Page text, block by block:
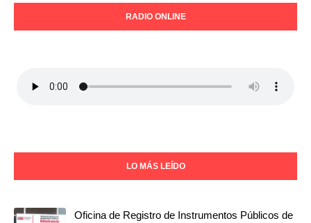
RADIO ONLINE
LO MÁS LEÍDO
Oficina de Registro de Instrumentos Públicos de